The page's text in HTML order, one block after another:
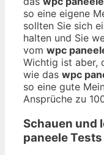
so eine eigene
sollten Sie sich
halten und Sie
vom wpc
Wichtig ist aber,
wie das wpc
so eine gute
Ansprüche zu
Schauen und
paneele